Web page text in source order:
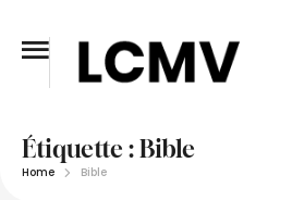
Étiquette :Bible
Home Bible